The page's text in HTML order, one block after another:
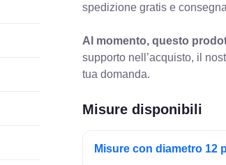
spedizione gratis e
Al momento, questo
supporto nell’acquisto, il
tua domanda.
Misure disponibili
Misure con diametro 12